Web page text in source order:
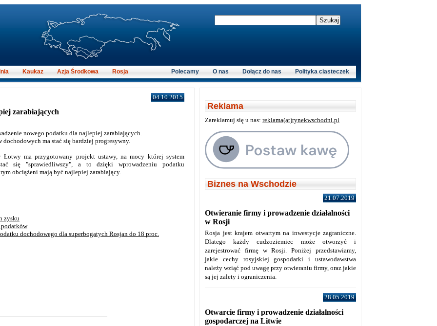
04.10.2015
zarabiających
nowego podatku dla najlepiej zarabiających.
dochodowych ma stać się bardziej progresywny.
Łotwy ma przygotowany projekt ustawy, na mocy której system
się "sprawiedliwszy", a to dzięki wprowadzeniu podatku
obciążeni mają być najlepiej zarabiający.
zysku
dochodowego dla superbogatych Rosjan do 18 proc.
Kaukaz Azja Środkowa Rosja Polityka ciasteczek
Dołącz do nas
O nas
Polecamy
Reklama
Zareklamuj się u nas: reklama(at)rynekwschodni.pl
Biznes na Wschodzie
21.07.2019
Otwieranie firmy i prowadzenie działalności
w Rosji
Rosja jest krajem otwartym na inwestycje zagraniczne.
Dlatego każdy cudzoziemiec może otworzyć i
zarejestrować firmę w Rosji. Poniżej przedstawiamy,
jakie cechy rosyjskiej gospodarki i ustawodawstwa
należy wziąć pod uwagę przy otwieraniu firmy, oraz jakie
są jej zalety i ograniczenia.
28.05.2019
Otwarcie firmy i prowadzenie działalności
gospodarczej na Litwie